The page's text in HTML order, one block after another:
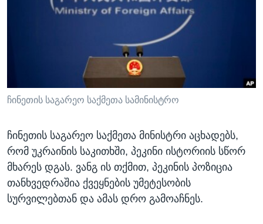
ᲡᲢᲣᲓᲘᲐ ᲕᲐᲨᲘᲜᲒᲢᲝᲜᲘ
ᲔᲙᲝᲜᲝᲛᲘᲙᲐ
ᲙᲣᲚᲢᲣᲠᲐ
ᲓᲔᲖᲘᲜᲤᲝᲠᲛᲐᲪᲘᲐ
ენები
ჩინეთის საგარეო საქმეთა სამინისტრო
ჩინეთის საგარეო საქმეთა მინისტრი აცხადებს,
რომ უკრაინის საკითხში, პეკინი ისტორიის სწორ
მხარეს დგას. ვანგ ის თქმით, პეკინის პოზიცია
თანხვედრაშია ქვეყნების უმეტესობის
სურვილებთან და ამას დრო გამოაჩნეს.